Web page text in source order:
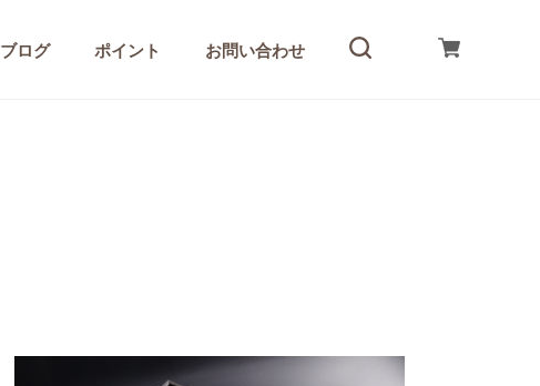
ブログ ポイント お問い合わせ